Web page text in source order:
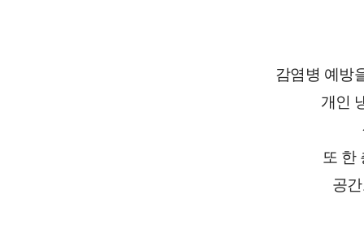
감염병 예방
개인
또 한
공